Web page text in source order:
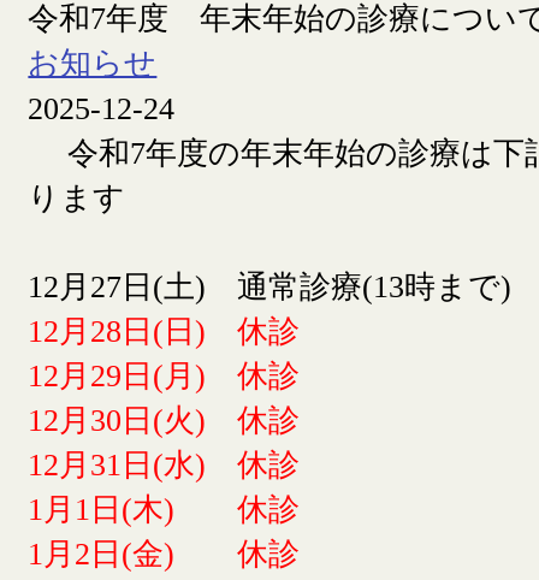
令和7年度 年末年始の診療につい
お知らせ
2025-12-24
令和7年度の年末年始の診療は下
ります
12月27日(土) 通常診療(13時まで)
12月28日(日) 休診
12月29日(月) 休診
12月30日(火) 休診
12月31日(水) 休診
1月1日(木) 休診
1月2日(金) 休診